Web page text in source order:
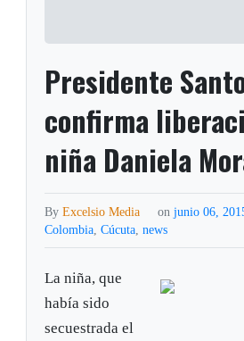
Presidente
confirma
niña Daniela
ByExcelsio Media on junio 06,
Colombia,Cúcuta,news
La niña, que
había sido
secuestrada el